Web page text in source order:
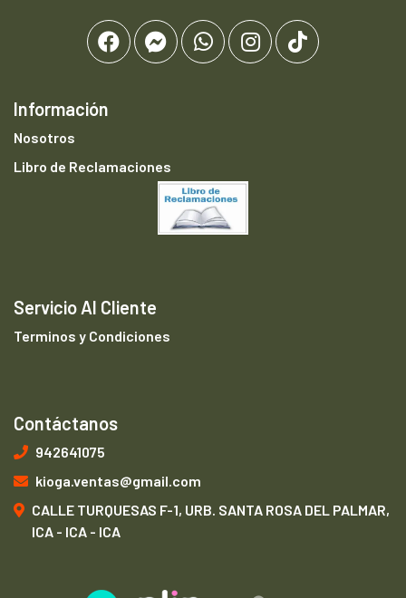
Información
Nosotros
Libro de Reclamaciones
Servicio Al Cliente
Terminos y Condiciones
Contáctanos
942641075
kioga.ventas@gmail.com
CALLE TURQUESAS F-1, URB. SANTA ROSA DEL PALMAR,
ICA - ICA - ICA